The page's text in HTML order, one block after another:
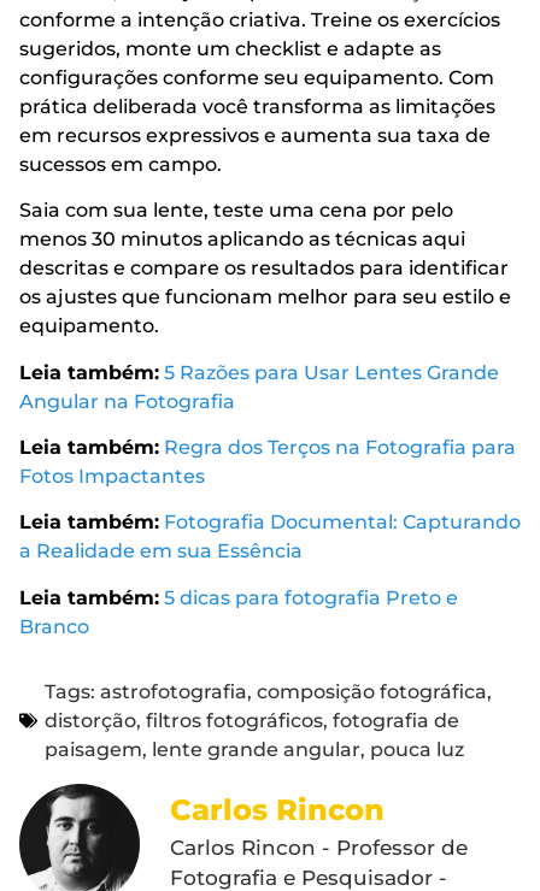
conforme a intenção criativa. Treine os exercícios
sugeridos, monte um checklist e adapte as
configurações conforme seu equipamento. Com
prática deliberada você transforma as limitações
em recursos expressivos e aumenta sua taxa de
sucessos em campo.
Saia com sua lente, teste uma cena por pelo
menos 30 minutos aplicando as técnicas aqui
descritas e compare os resultados para identificar
os ajustes que funcionam melhor para seu estilo e
equipamento.
Leia também: 5 Razões para Usar Lentes Grande
Angular na Fotografia
Leia também: Regra dos Terços na Fotografia para
Fotos Impactantes
Leia também: Fotografia Documental: Capturando
a Realidade em sua Essência
Leia também: 5 dicas para fotografia Preto e
Branco
Tags: astrofotografia, composição fotográfica,
distorção, filtros fotográficos, fotografia de
paisagem, lente grande angular, pouca luz
Carlos Rincon
Carlos Rincon - Professor de
Fotografia e Pesquisador -